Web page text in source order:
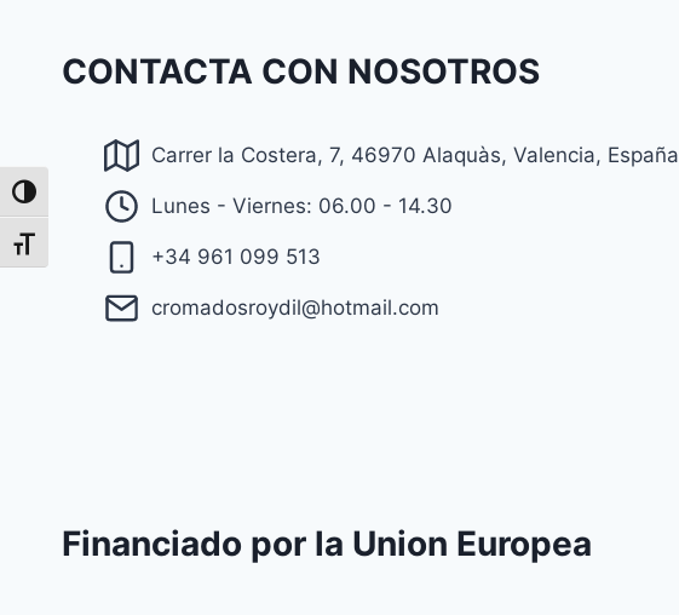
Alternar alto contraste
Alternar tamaño de letra
CONTACTA CON NOSOTROS
Carrer la Costera, 7, 46970 Alaquàs, Valencia, España
Lunes - Viernes: 06.00 - 14.30
+34 961 099 513
cromadosroydil@hotmail.com
Financiado por la Union Europea